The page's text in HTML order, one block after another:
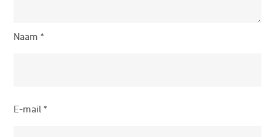
Naam*
E-mail*